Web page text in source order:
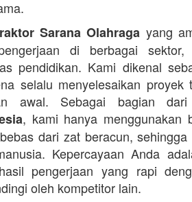
Sarana Olahraga yang
di berbagai
pendidikan. Kami dikenal
selalu menyelesaikan proyek
awal. Sebagai bagian dari
, kami hanya menggunakan
dari zat beracun, sehingga
Kepercayaan Anda
pengerjaan yang rapi
oleh kompetitor lain.